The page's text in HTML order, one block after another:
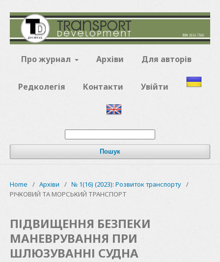
Про журнал Архіви Для авторів
Редколегія Контакти Увійти
Пошук
Home / Архіви / № 1(16) (2023): Розвиток транспорту /
РІЧКОВИЙ ТА МОРСЬКИЙ ТРАНСПОРТ
ПІДВИЩЕННЯ БЕЗПЕКИ
МАНЕВРУВАННЯ ПРИ
ШЛЮЗУВАННІ СУДНА